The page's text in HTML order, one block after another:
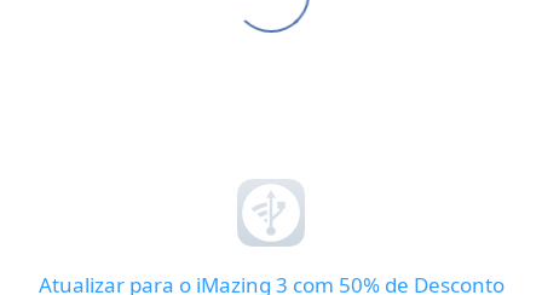
Atualizar para o iMazing 3 com 50% de Desconto